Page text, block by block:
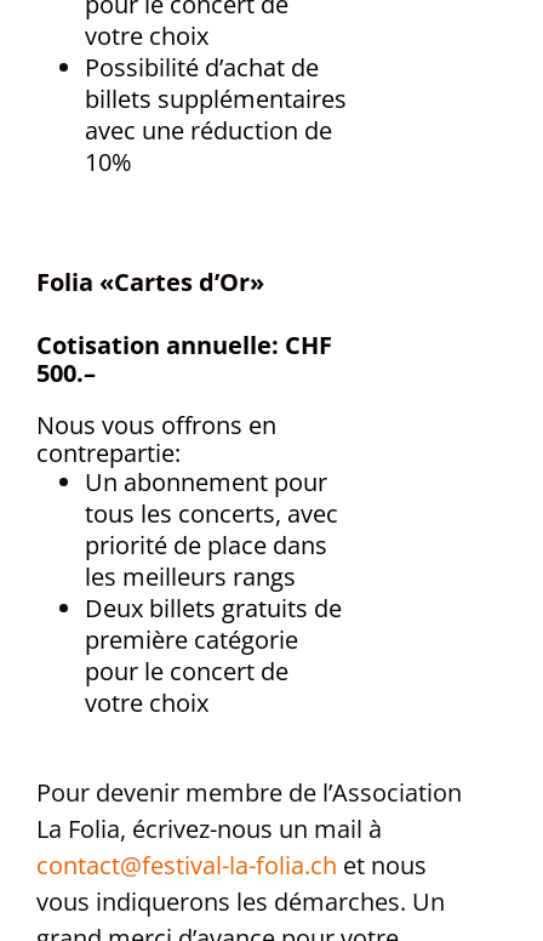
votre choix
Possibilité d’achat de
billets supplémentaires
avec une réduction de
10%
Folia «Cartes d’Or»
Cotisation annuelle: CHF
500.–
Nous vous offrons en
contrepartie:
Un abonnement pour
tous les concerts, avec
priorité de place dans
les meilleurs rangs
Deux billets gratuits de
première catégorie
pour le concert de
votre choix
Pour devenir membre de l’Association
La Folia, écrivez-nous un mail à
contact@festival-la-folia.ch et nous
vous indiquerons les démarches. Un